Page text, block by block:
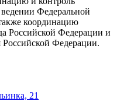
ведении Федеральной
координацию
Российской Федерации и
Российской Федерации.
21